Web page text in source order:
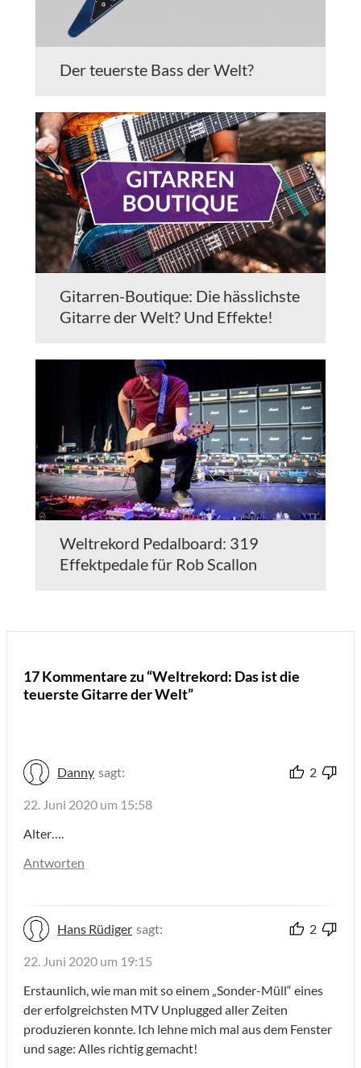
Der teuerste Bass der Welt?
Gitarren-Boutique: Die hässlichste
Gitarre der Welt? Und Effekte!
Weltrekord Pedalboard: 319
Effektpedale für Rob Scallon
17 Kommentare zu “Weltrekord: Das ist die
teuerste Gitarre der Welt”
Danny sagt: 2
22. Juni 2020 um 15:58
Alter….
Antworten
Hans Rüdiger sagt: 2
22. Juni 2020 um 19:15
Erstaunlich, wie man mit so einem „Sonder-Müll“ eines
der erfolgreichsten MTV Unplugged aller Zeiten
produzieren konnte. Ich lehne mich mal aus dem Fenster
und sage: Alles richtig gemacht!